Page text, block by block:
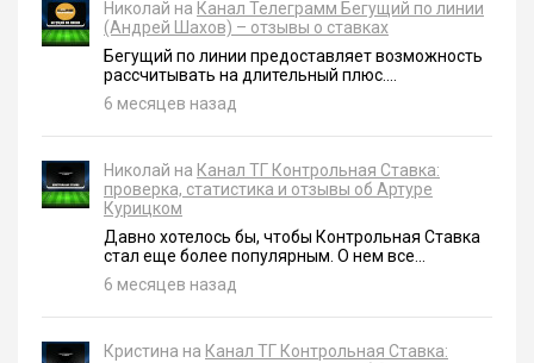
Николай на Канал Телеграмм Бегущий по линии
(Андрей Шахов) – отзывы о ставках
Бегущий по линии предоставляет возможность
рассчитывать на длительный плюс....
6 месяцев назад
Николай на Канал ТГ Контрольная Ставка:
проверка, статистика и отзывы об Артуре
Курицком
Давно хотелось бы, чтобы Контрольная Ставка
стал еще более популярным. О нем все...
6 месяцев назад
Кристина на Канал ТГ Контрольная Ставка: